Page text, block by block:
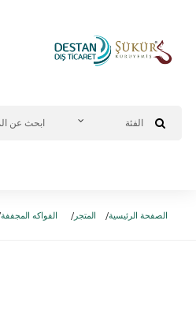
الصفحة الرئيسية المتجر الفواكه المجففة